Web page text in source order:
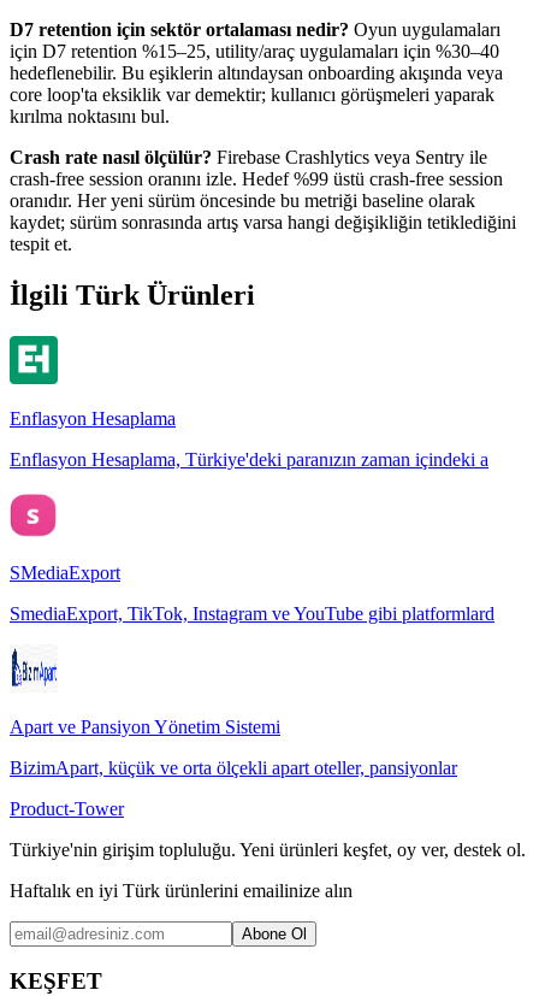
D7 retention için sektör ortalaması nedir? Oyun uygulamaları
için D7 retention %15–25, utility/araç uygulamaları için %30–40
hedeflenebilir. Bu eşiklerin altındaysan onboarding akışında veya
core loop'ta eksiklik var demektir; kullanıcı görüşmeleri yaparak
kırılma noktasını bul.
Crash rate nasıl ölçülür? Firebase Crashlytics veya Sentry ile
crash-free session oranını izle. Hedef %99 üstü crash-free session
oranıdır. Her yeni sürüm öncesinde bu metriği baseline olarak
kaydet; sürüm sonrasında artış varsa hangi değişikliğin tetiklediğini
tespit et.
İlgili Türk Ürünleri
Enflasyon Hesaplama
Enflasyon Hesaplama, Türkiye'deki paranızın zaman içindeki a
SMediaExport
SmediaExport, TikTok, Instagram ve YouTube gibi platformlard
Apart ve Pansiyon Yönetim Sistemi
BizimApart, küçük ve orta ölçekli apart oteller, pansiyonlar
Product-Tower
Türkiye'nin girişim topluluğu. Yeni ürünleri keşfet, oy ver, destek ol.
Haftalık en iyi Türk ürünlerini emailinize alın
Abone Ol
KEŞFET